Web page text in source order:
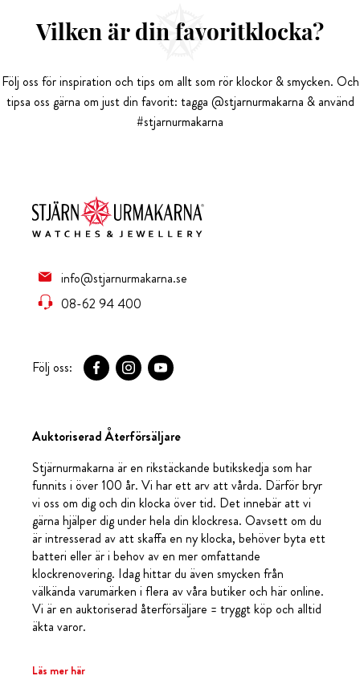
Vilken är din favoritklocka?
Följ oss för inspiration och tips om allt som rör klockor & smycken. Och
tipsa oss gärna om just din favorit: tagga @stjarnurmakarna & använd
#stjarnurmakarna
info@stjarnurmakarna.se
08-62 94 400
Följ oss:
Auktoriserad Återförsäljare
Stjärnurmakarna är en rikstäckande butikskedja som har
funnits i över 100 år. Vi har ett arv att vårda. Därför bryr
vi oss om dig och din klocka över tid. Det innebär att vi
gärna hjälper dig under hela din klockresa. Oavsett om du
är intresserad av att skaffa en ny klocka, behöver byta ett
batteri eller är i behov av en mer omfattande
klockrenovering. Idag hittar du även smycken från
välkända varumärken i flera av våra butiker och här online.
Vi är en auktoriserad återförsäljare = tryggt köp och alltid
äkta varor.
Läs mer här